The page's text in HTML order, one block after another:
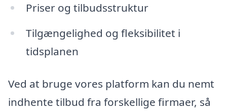
Priser og tilbudsstruktur
Tilgængelighed og fleksibilitet i
tidsplanen
Ved at bruge vores platform kan du nemt
indhente tilbud fra forskellige firmaer, så